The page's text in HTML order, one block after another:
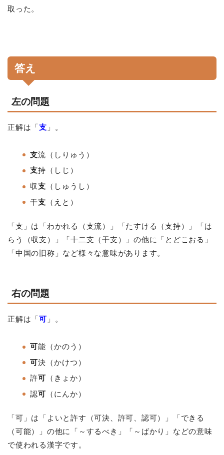
取った。
答え
左の問題
正解は「支 」。
支流（しりゅう）
支持（しじ）
収支 （しゅうし）
干支 （えと）
「支」は「わかれる（支流）」「たすける（支持）」「は
らう（収支）」「十二支（干支）」の他に「とどこおる」
「中国の旧称」など様々な意味があります。
右の問題
正解は「可 」。
可能（かのう）
可決（かけつ）
許可 （きょか）
認可 （にんか）
「可」は「よいと許す（可決、許可、認可）」「できる
（可能）」の他に「～するべき」「～ばかり」などの意味
で使われる漢字です。